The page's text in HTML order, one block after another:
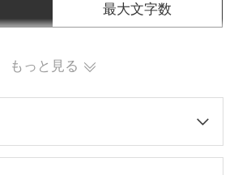
最大文字数
もっと見る